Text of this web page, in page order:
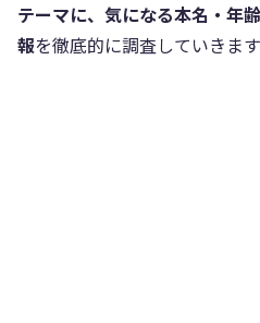
テーマに、気になる本名・年
報を徹底的に調査していきます